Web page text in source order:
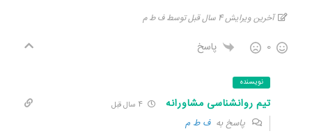
آخرین ویرایش 4 سال قبل توسط ف ط م
0 پاسخ
نویسنده
تیم روانشناسی مشاورانه
پاسخ بهف ط م